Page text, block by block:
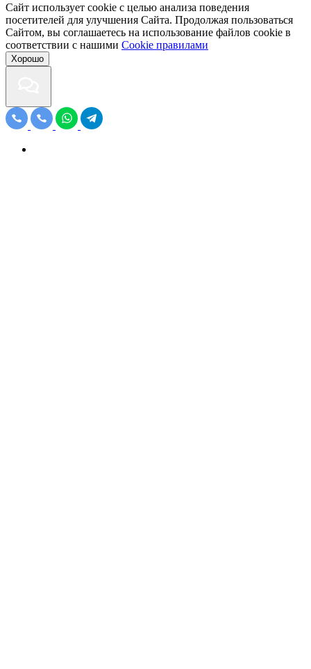
Сайт использует cookie с целью анализа поведения
посетителей для улучшения Сайта. Продолжая пользоваться
Сайтом, вы соглашаетесь на использование файлов cookie в
соответствии с нашими Cookiе правилами
Хорошо